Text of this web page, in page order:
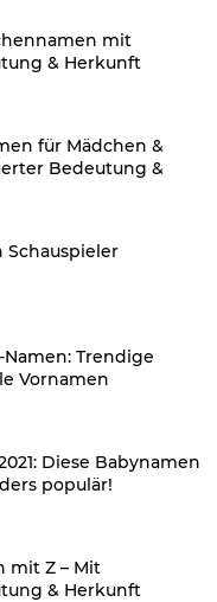
mit
& Herkunft
für Mädchen &
Bedeutung &
Schauspieler
Trendige
Vornamen
Diese Babynamen
populär!
mit Z – Mit
& Herkunft